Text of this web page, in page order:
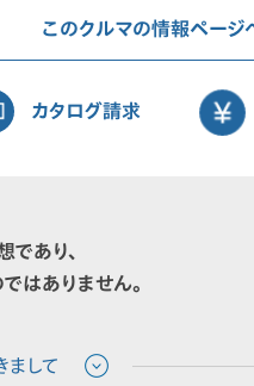
このクルマの情報ページ
カタログ請求
あり、
はありません。